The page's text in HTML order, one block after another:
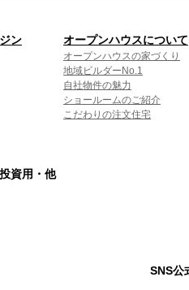
ン オープンハウスについて
オープンハウスの家づくり
地域ビルダーNo.1
自社物件の魅力
ショールームのご紹介
こだわりの注文住宅
資用・他
SNS公